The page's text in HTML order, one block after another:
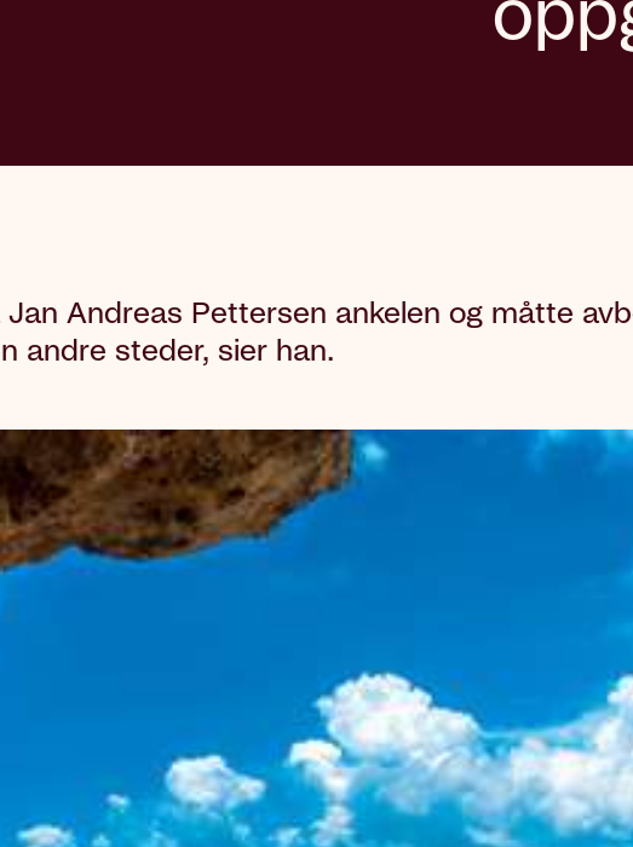
Andreas Pettersen ankelen og måtte
andre steder, sier han.